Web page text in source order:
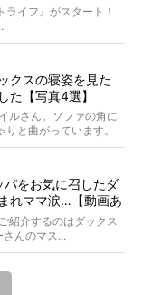
イフ』がスタート！
クスの寝姿を見た
た【写真4選】
ルさん。ソファの角に
と曲がっています。
をお気に召したダ
れママ涙…【動画あ
紹介するのはダックス
んのマス...